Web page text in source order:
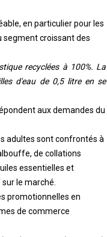
en particulier pour les
segment croissant des
recyclées à 100%. La
d'eau de 0,5 litre en se
aux demandes du
adultes sont confrontés à
de collations
essentielles et
le marché.
promotionnelles en
de commerce